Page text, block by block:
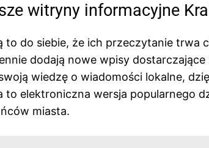
witryny informacyjne
to do siebie, że ich przeczytanie trwa
dodają nowe wpisy
wiedzę o wiadomości lokalne,
to elektroniczna wersja popularnego
miasta.